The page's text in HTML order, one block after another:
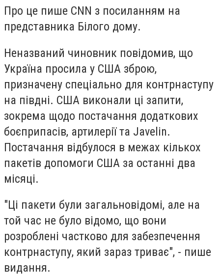
Про це пише СNN з посиланням на
представника Білого дому.
Неназваний чиновник повідомив, що
Україна просила у США зброю,
призначену спеціально для контрнаступу
на півдні. США виконали ці запити,
зокрема щодо постачання додаткових
боєприпасів, артилерії та Javelin.
Постачання відбулося в межах кількох
пакетів допомоги США за останні два
місяці.
"Ці пакети були загальновідомі, але на
той час не було відомо, що вони
розроблені частково для забезпечення
контрнаступу, який зараз триває", - пише
видання.